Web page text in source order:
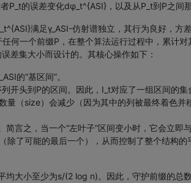
的误差变化dφ_t^{ASI}，以及从P_t到P之间
满足γ_ASI-仿射谱独立，其行为良好，方差
任何一个前缀P，在整个算法运行过程中，累计
差集大小而设计的。其核心操作如下：
的“基区间”。
开头到P的区间。因此，I_t对应了一组区间的
量（size）会减少（因为其中的列被最终着色
简言之，当一个“左叶子”区间变小时，它会立
除了可能的最后一个），从而控制了整个结构的
均大小至少为s/(2 log n)。因此，守护前缀的